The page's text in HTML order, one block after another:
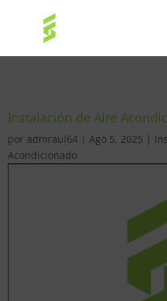
Instalación de Aire
por admraul64 |Ago 5, 2025 |
Acondicionado